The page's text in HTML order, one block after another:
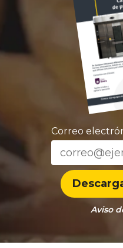
Correo
Aviso